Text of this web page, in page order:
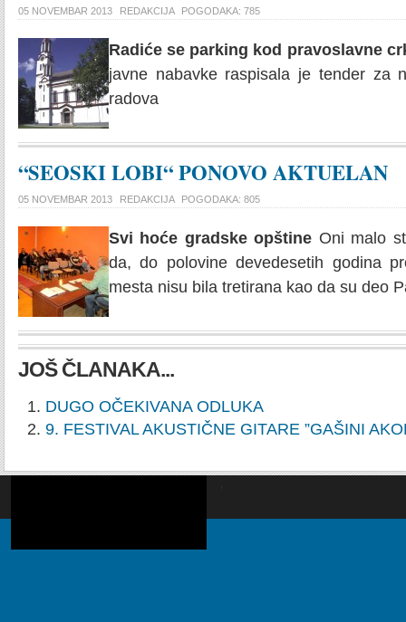
05 NOVEMBAR 2013 REDAKCIJA POGODAKA: 785
Radiće se parking kod pravoslavne
javne nabavke raspisala je tender za
radova
“SEOSKI LOBI“ PONOVO AKTUELAN
05 NOVEMBAR 2013 REDAKCIJA POGODAKA: 805
Svi hoće gradske opštine Oni malo
da, do polovine devedesetih godina
mesta nisu bila tretirana kao da su deo
JOŠ ČLANAKA...
DUGO OČEKIVANA ODLUKA
9. FESTIVAL AKUSTIČNE GITARE ”GAŠINI